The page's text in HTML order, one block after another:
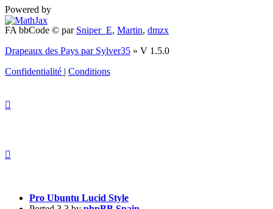
nouvel
Powered by
FA bbCode © par Sniper_E, Martin, dmzx
Drapeaux des Pays par Sylver35 » V 1.5.0
Confidentialité | Conditions
Pro Ubuntu Lucid Style